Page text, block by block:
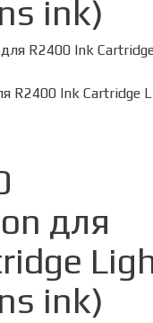
ink)
R2400 Ink Cartridge
для
ink)